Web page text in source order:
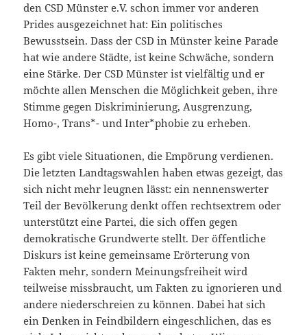
den CSD Münster e.V. schon immer vor anderen
Prides ausgezeichnet hat: Ein politisches
Bewusstsein. Dass der CSD in Münster keine Parade
hat wie andere Städte, ist keine Schwäche, sondern
eine Stärke. Der CSD Münster ist vielfältig und er
möchte allen Menschen die Möglichkeit geben, ihre
Stimme gegen Diskriminierung, Ausgrenzung,
Homo-, Trans*- und Inter*phobie zu erheben.
Es gibt viele Situationen, die Empörung verdienen.
Die letzten Landtagswahlen haben etwas gezeigt, das
sich nicht mehr leugnen lässt: ein nennenswerter
Teil der Bevölkerung denkt offen rechtsextrem oder
unterstützt eine Partei, die sich offen gegen
demokratische Grundwerte stellt. Der öffentliche
Diskurs ist keine gemeinsame Erörterung von
Fakten mehr, sondern Meinungsfreiheit wird
teilweise missbraucht, um Fakten zu ignorieren und
andere niederschreien zu können. Dabei hat sich
ein Denken in Feindbildern eingeschlichen, das es